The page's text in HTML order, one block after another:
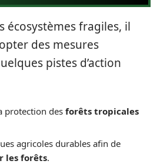
écosystèmes fragiles, il
des mesures
pistes d’action
protection des forêts tropicales
agricoles durables afin de
les forêts.